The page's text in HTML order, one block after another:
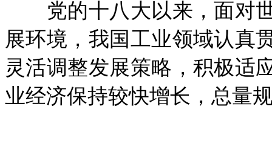
党的十八大以来，面对世
展环境，我国工业领域认真
灵活调整发展策略，积极适
业经济保持较快增长，总量